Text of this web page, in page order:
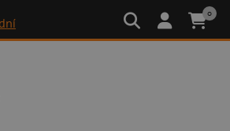
0